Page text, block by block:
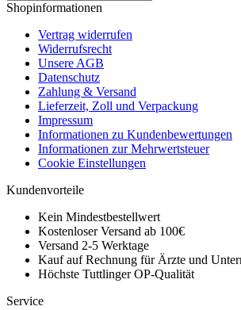
Shopinformationen
Vertrag widerrufen
Widerrufsrecht
Unsere AGB
Datenschutz
Zahlung & Versand
Lieferzeit, Zoll und Verpackung
Impressum
Informationen zu Kundenbewertungen
Informationen zur Mehrwertsteuer
Cookie Einstellungen
Kundenvorteile
Kein Mindestbestellwert
Kostenloser Versand ab 100€
Versand 2-5 Werktage
Kauf auf Rechnung für Ärzte und
Höchste Tuttlinger OP-Qualität
Service